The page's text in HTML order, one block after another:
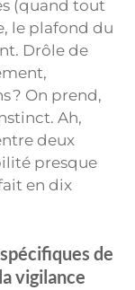
(quand tout
le plafond du
Drôle de
? On prend,
Ah,
deux
presque
en dix
de
vigilance